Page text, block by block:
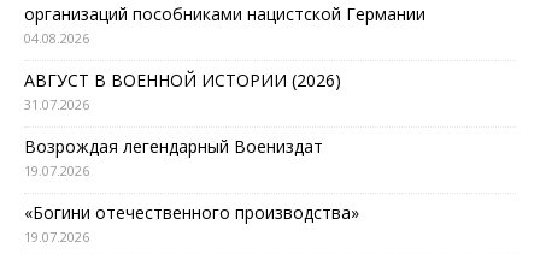
организаций пособниками нацистской Германии
04.08.2026
АВГУСТ В ВОЕННОЙ ИСТОРИИ (2026)
31.07.2026
Возрождая легендарный Воениздат
19.07.2026
«Богини отечественного производства»
19.07.2026